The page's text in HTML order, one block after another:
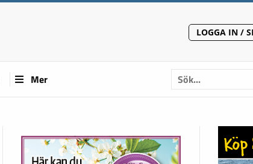
LOGGA IN /
Mer